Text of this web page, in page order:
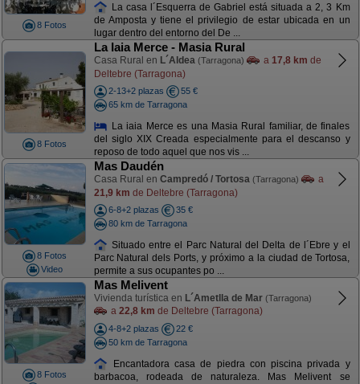
8 Fotos
La casa l´Esquerra de Gabriel está situada a 2, 3 Km
de Amposta y tiene el privilegio de estar ubicada en un
lugar dentro del entorno del De ...
8 Fotos
La Iaia Merce - Masia Rural
Casa Rural en L´Aldea (Tarragona) a 17,8 km de
Deltebre (Tarragona)
2-13+2 plazas
55 €
65 km de Tarragona
La iaia Merce es una Masia Rural familiar, de finales
del siglo XIX Creada especialmente para el descanso y
reposo de todo aquel que nos vis ...
8 Fotos
Video
Mas Daudén
Casa Rural en Campredó / Tortosa (Tarragona)
a
21,9 km de Deltebre (Tarragona)
6-8+2 plazas
35 €
80 km de Tarragona
Situado entre el Parc Natural del Delta de l´Ebre y el
Parc Natural dels Ports, y próximo a la ciudad de Tortosa,
permite a sus ocupantes po ...
8 Fotos
Mas Melivent
Vivienda turística en L´Ametlla de Mar (Tarragona)
a 22,8 km de Deltebre (Tarragona)
4-8+2 plazas
22 €
50 km de Tarragona
Encantadora casa de piedra con piscina privada y
barbacoa, rodeada de naturaleza. Mas Melivent se